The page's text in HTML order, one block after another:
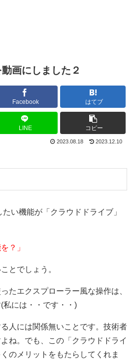
画にしました２
Facebook はてブ
LINE コピー
2023.08.18 2023.12.10
い機能が「クラウドドライブ」
？」
とでしょう。
たエクスプローラー風な操作は、
私には・・です・・)
人には関係無いことです。技術者
ね。でも、この「クラウドドライ
のメリットをもたらしてくれま